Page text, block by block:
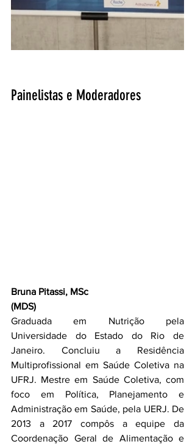
Painelistas e Moderadores
Bruna Pitassi, MSc
(MDS)
Graduada em Nutrição pela
Universidade do Estado do Rio de
Janeiro. Concluiu a Residência
Multiprofissional em Saúde Coletiva na
UFRJ. Mestre em Saúde Coletiva, com
foco em Política, Planejamento e
Administração em Saúde, pela UERJ. De
2013 a 2017 compôs a equipe da
Coordenação Geral de Alimentação e